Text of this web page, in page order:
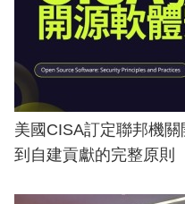
美國CISA訂定聯邦機
到自建貢獻的完整原則